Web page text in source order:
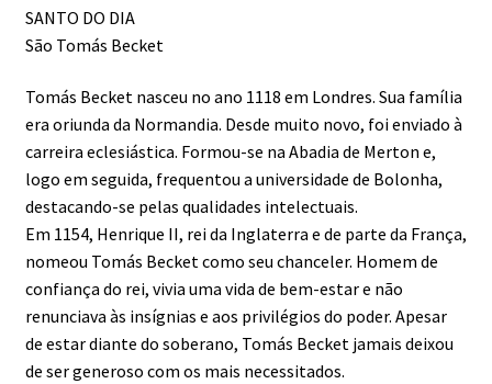
SANTO DO DIA
São Tomás Becket
Tomás Becket nasceu no ano 1118 em Londres. Sua família
era oriunda da Normandia. Desde muito novo, foi enviado à
carreira eclesiástica. Formou-se na Abadia de Merton e,
logo em seguida, frequentou a universidade de Bolonha,
destacando-se pelas qualidades intelectuais.
Em 1154, Henrique II, rei da Inglaterra e de parte da França,
nomeou Tomás Becket como seu chanceler. Homem de
confiança do rei, vivia uma vida de bem-estar e não
renunciava às insígnias e aos privilégios do poder. Apesar
de estar diante do soberano, Tomás Becket jamais deixou
de ser generoso com os mais necessitados.